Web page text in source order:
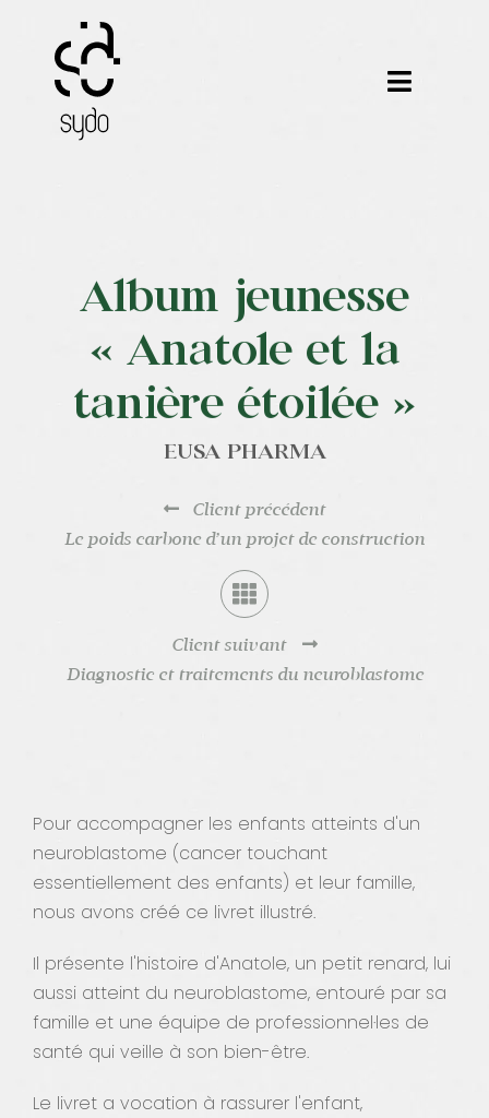
contenu
Toggle
Nos formations
Nos certifications
Nos réalisations
Contact
Album jeunesse
« Anatole et la
tanière étoilée »
EUSA PHARMA
Client précédent
Le poids carbone d’un projet de construction
Client suivant
Diagnostic et traitements du neuroblastome
Pour accompagner les enfants atteints d'un
neuroblastome (cancer touchant
essentiellement des enfants) et leur famille,
nous avons créé ce livret illustré.
Il présente l'histoire d'Anatole, un petit renard, lui
aussi atteint du neuroblastome, entouré par sa
famille et une équipe de professionnel·les de
santé qui veille à son bien-être.
Le livret a vocation à rassurer l'enfant,